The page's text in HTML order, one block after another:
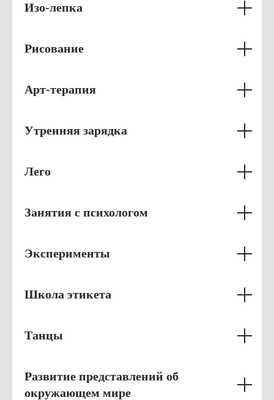
Изо-лепка
Рисование
Арт-терапия
Утренняя зарядка
Лего
Занятия с психологом
Эксперименты
Школа этикета
Танцы
Развитие представлений об
окружающем мире